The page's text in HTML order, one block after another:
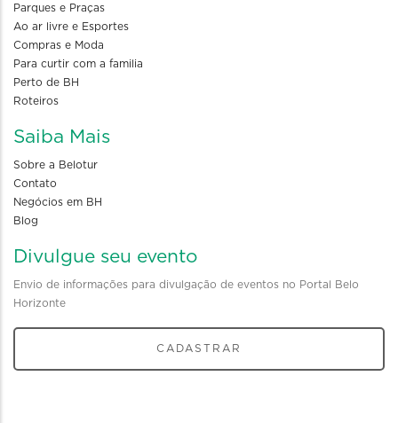
Parques e Praças
Ao ar livre e Esportes
Compras e Moda
Para curtir com a familia
Perto de BH
Roteiros
Saiba Mais
Sobre a Belotur
Contato
Negócios em BH
Blog
Divulgue seu evento
Envio de informações para divulgação de eventos no Portal Belo
Horizonte
CADASTRAR